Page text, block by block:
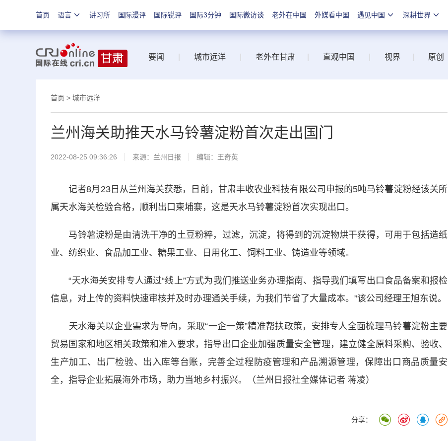
首页 语言 讲习所 国际漫评 国际锐评 国际3分钟 国际微访谈 老外在中国 外媒看中国 遇见中国 深耕世界
要闻 城市远洋 老外在甘肃 直观中国 视界 原创
首页 > 城市远洋
兰州海关助推天水马铃薯淀粉首次走出国门
2022-08-25 09:36:26 来源： 兰州日报 编辑：王奇英
记者8月23日从兰州海关获悉，日前，甘肃丰收农业科技有限公司申报的5吨马铃薯淀粉经该关所
属天水海关检验合格，顺利出口柬埔寨，这是天水马铃薯淀粉首次实现出口。
马铃薯淀粉是由清洗干净的土豆粉粹，过滤，沉淀，将得到的沉淀物烘干获得，可用于包括造纸
业、纺织业、食品加工业、糖果工业、日用化工、饲料工业、铸造业等领域。
“天水海关安排专人通过“线上”方式为我们推送业务办理指南、指导我们填写出口食品备案和报检
信息，对上传的资料快速审核并及时办理通关手续，为我们节省了大量成本。”该公司经理王旭东说。
天水海关以企业需求为导向，采取“一企一策”精准帮扶政策，安排专人全面梳理马铃薯淀粉主要
贸易国家和地区相关政策和准入要求，指导出口企业加强质量安全管理，建立健全原料采购、验收、
生产加工、出厂检验、出入库等台账，完善全过程防疫管理和产品溯源管理，保障出口商品质量安
全，指导企业拓展海外市场，助力当地乡村振兴。（兰州日报社全媒体记者 蒋凌）
分享：